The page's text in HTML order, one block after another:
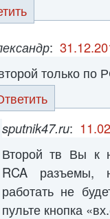
:
только по
sputnik47.ru:
Второй тв Вы к
RCA разъемы,
работать не
пульте кнопка